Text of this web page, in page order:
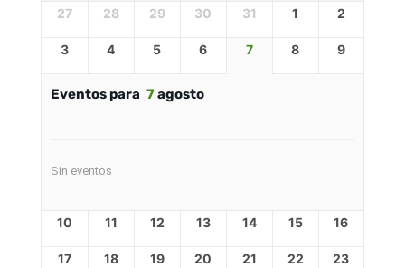
27 28 29 30 31 1 2
3 4 5 6 7 8 9
Eventos para 7agosto
Sin eventos
10 11 12 13 14 15 16
17 18 19 20 21 22 23